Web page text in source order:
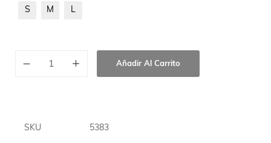
S M L
Añadir Al Carrito
SKU 5383